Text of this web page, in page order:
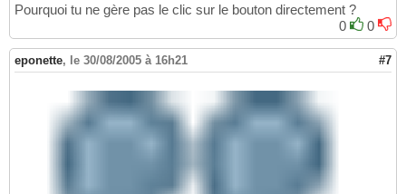
Pourquoi tu ne gère pas le clic sur le bouton directement ?
0
0
eponette, le 30/08/2005 à 16h21 #7